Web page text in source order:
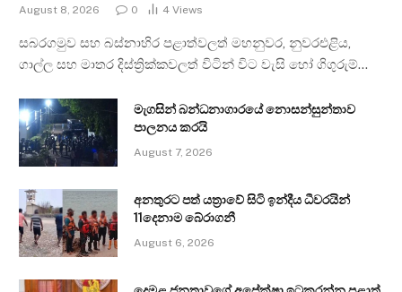
August 8, 2026 0 4 Views
සබරගමුව සහ බස්නාහිර පළාත්වලත් මහනුවර, නුවරඑළිය,
ගාල්ල සහ මාතර දිස්ත්‍රික්කවලත් විටින් විට වැසි හෝ ගිගුරුම්…
මැගසින් බන්ධනාගාරයේ නොසන්සුන්තාව
පාලනය කරයි
August 7, 2026
අනතුරට පත් යත්‍රාවේ සිටි ඉන්දීය ධීවරයින්
11දෙනාම බේරාගනී
August 6, 2026